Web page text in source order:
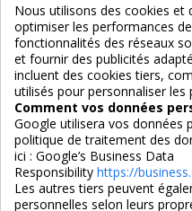
Nous
Nous utilisons des cookies et
optimiser les performances
fonctionnalités des réseaux
et fournir des publicités
incluent des cookies tiers,
utilisés pour personnaliser les
Comment vos données
Google utilisera vos données
politique de traitement des
ici : Google’s Business Data
Responsibility https://
Les autres tiers peuvent
personnelles selon leurs